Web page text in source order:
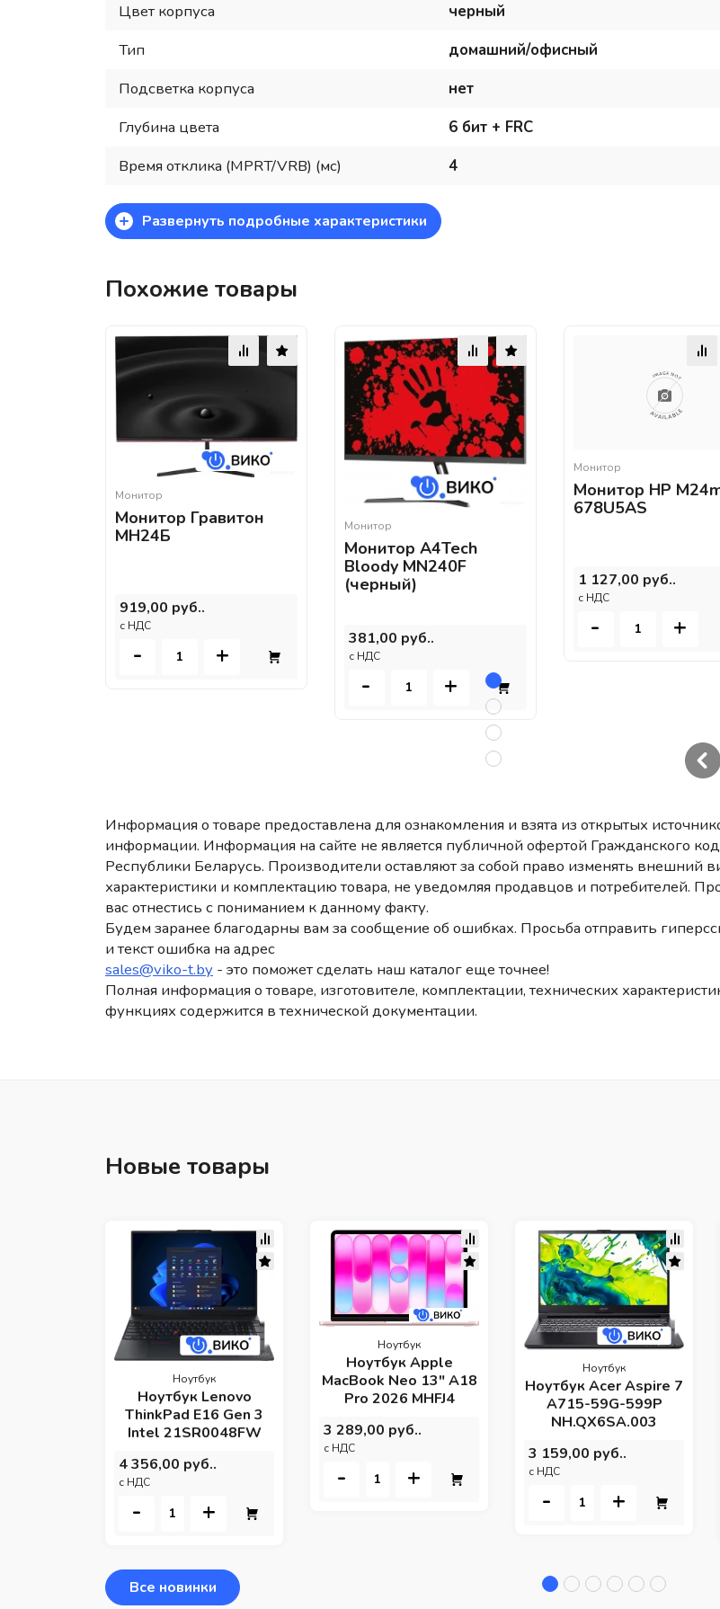
Цвет корпуса
черный
Тип
домашний/офисный
Подсветка корпуса
нет
Глубина цвета
6 бит + FRC
Время отклика (MPRT/VRB) (мс)
4
+ Развернуть подробные характеристики
Похожие товары
Монитор
Монитор Гравитон
МН24Б
919,00 руб..
c НДС
- +
Монитор
Монитор A4Tech
Bloody MN240F
(черный)
381,00 руб..
c НДС
- +
Монитор
Монитор HP
678U5AS
1 127,00 руб..
c НДС
- +
Информация о товаре предоставлена для ознакомления и взята из открытых
информации. Информация на сайте не является публичной офертой Гражданского
Республики Беларусь. Производители оставляют за собой право изменять внешний
характеристики и комплектацию товара, не уведомляя продавцов и потребителей.
вас отнестись с пониманием к данному факту.
Будем заранее благодарны вам за сообщение об ошибках. Просьба отправить
и текст ошибка на адрес
sales@viko-t.by - это поможет сделать наш каталог еще точнее!
Полная информация о товаре, изготовителе, комплектации, технических
функциях содержится в технической документации.
Новые товары
Ноутбук
Ноутбук Lenovo
ThinkPad E16 Gen 3
Intel 21SR0048FW
4 356,00 руб..
c НДС
- +
Ноутбук
Ноутбук Apple
MacBook Neo 13" A18
Pro 2026 MHFJ4
3 289,00 руб..
c НДС
- +
Ноутбук
Ноутбук Acer Aspire 7
A715-59G-599P
NH.QX6SA.003
3 159,00 руб..
c НДС
- +
Все новинки